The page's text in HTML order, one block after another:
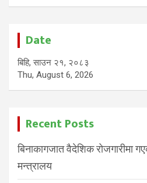
Date
बिहि, साउन २१, २०८३
Thu, August 6, 2026
Recent Posts
बिनाकागजात वैदेशिक रोजगारीमा
मन्त्रालय